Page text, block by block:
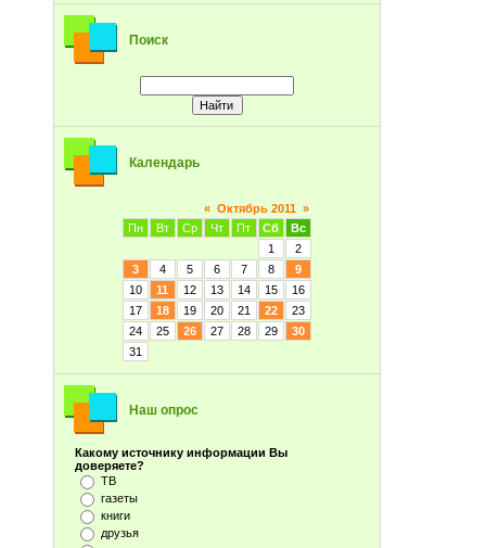
Поиск
Календарь
« Октябрь 2011 »
Пн
Вт Ср Чт Пт Сб
Вс
1
2
3
4 5 6 7 8
9
10
11 12 13 14 15
16
17
18 19 20 21 22
23
24
25 26 27 28 29
30
31
Наш опрос
Какому источнику информации Вы
доверяете?
ТВ
газеты
книги
друзья